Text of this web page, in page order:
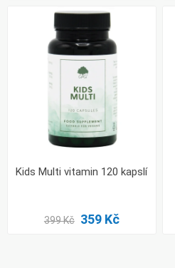
Kids Multi vitamin 120 kapslí
399 Kč 359 Kč